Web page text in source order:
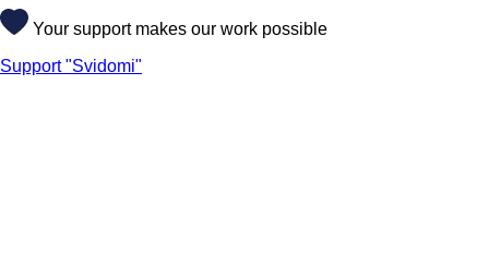
Your support makes our work possible
Support "Svidomi"